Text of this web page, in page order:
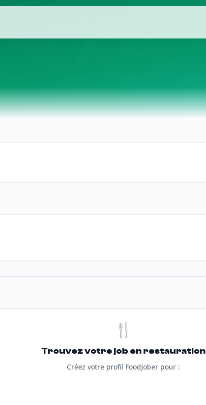
🍴
Trouvez votre job en restauration
Créez votre profil FoodJober pour :